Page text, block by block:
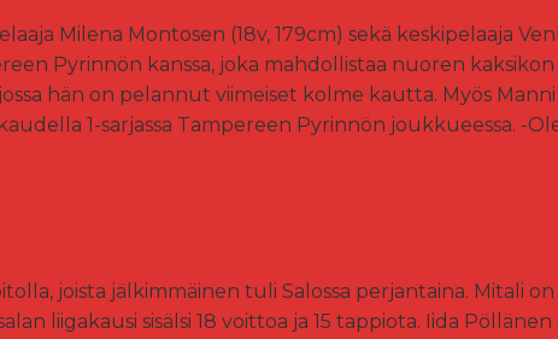
Milena Montosen (18v, 179cm) sekä keskipelaaja
Pyrinnön kanssa, joka mahdollistaa nuoren kaksikon
hän on pelannut viimeiset kolme kautta. Myös
1-sarjassa Tampereen Pyrinnön joukkueessa. -
joista jälkimmäinen tuli Salossa perjantaina. Mitali on
liigakausi sisälsi 18 voittoa ja 15 tappiota. Iida